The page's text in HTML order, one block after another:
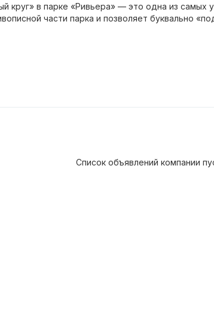
круг» в парке «Ривьера» — это одна из самых
части парка и позволяет буквально
Список объявлений компании